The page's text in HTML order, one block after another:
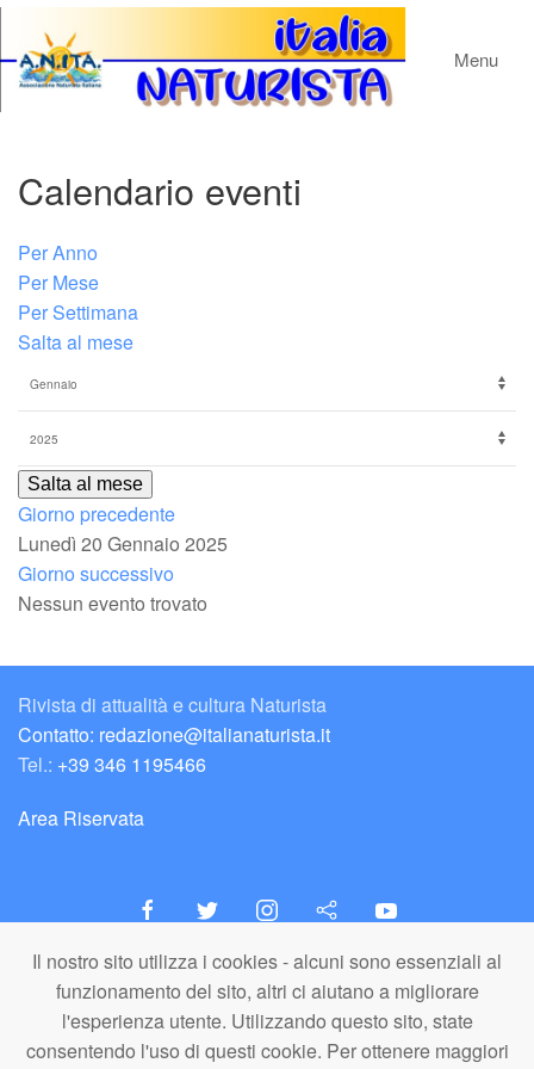
Il nostro sito utilizza i cookies - alcuni sono essenziali al
funzionamento del sito, altri ci aiutano a migliorare
l'esperienza utente. Utilizzando questo sito, state
consentendo l'uso di questi cookie. Per ottenere maggiori
Menu
Calendario eventi
Per Anno
Per Mese
Per Settimana
Salta al mese
Salta al mese
Giorno precedente
Lunedì 20 Gennaio 2025
Giorno successivo
Nessun evento trovato
Rivista di attualità e cultura Naturista
Contatto: redazione@italianaturista.it
Tel.: +39 346 1195466
Area Riservata
italiaNATURISTA
Editore e Redazione
A.N.ITA. Associazione Naturista Italiana (APS)
C.F. 80203710159